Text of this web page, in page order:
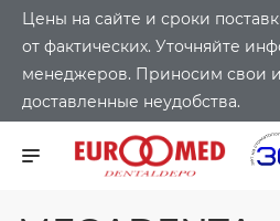
Цены на сайте и сроки
от фактических. Уточняйте
менеджеров. Приносим свои
доставленные неудобства.